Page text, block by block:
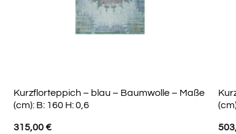
Kurzflorteppich – blau – Baumwolle – Maße
(cm): B: 160 H: 0,6
315,00€